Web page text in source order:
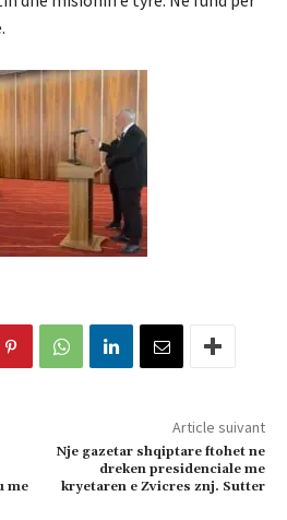
me
Article suivant
Nje gazetar shqiptare ftohet ne
dreken presidenciale me
kryetaren e Zvicres znj. Sutter